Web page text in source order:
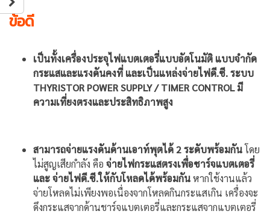
ข้อดี
เป็นทั้งเครื่องประจุไฟแบตเตอรี่แบบอัตโนมัติ แบบจำกัด
กระแสและแรงดันคงที่ และเป็นแหล่งจ่ายไฟดี.ซี. ระบบ
THYRISTOR POWER SUPPLY / TIMER CONTROL มี
ความเที่ยงตรงและประสิทธิภาพสูง
สามารถจ่ายแรงดันด้านเอาท์พุตได้ 2 ระดับพร้อมกันโดย
ไม่สูญเสียกำลัง คือ จ่ายไฟกระแสตรงเพื่อชาร์จแบตเตอรี่
และ จ่ายไฟดี.ซี.ให้กับโหลดได้พร้อมกันหากใช้งานแล้ว
จ่ายโหลดไม่เพียงพอเนื่องจากโหลดกินกระแสเกิน เครื่องจะ
ดึงกระแสจากด้านชาร์จแบตเตอรี่และกระแสจากแบตเตอรี่